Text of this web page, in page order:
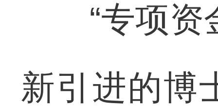
“专项资金
新引进的博